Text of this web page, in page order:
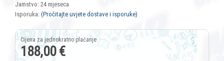
Jamstvo: 24 mjeseca
Isporuka: (Pročitajte uvjete dostave i isporuke)
188,00 €